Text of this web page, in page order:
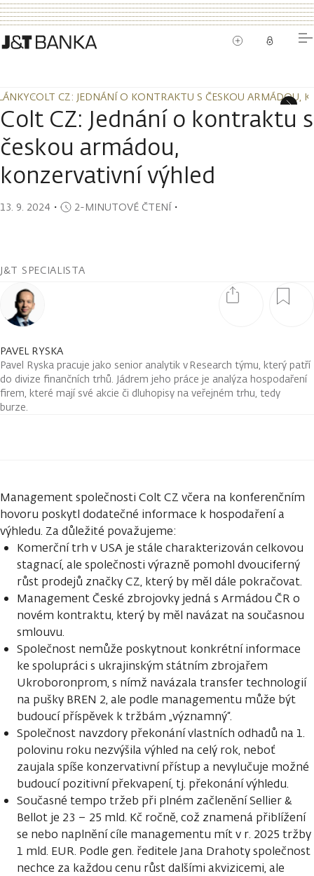
COLT CZ: JEDNÁNÍ O KONTRAKTU S ČESKOU ARMÁDOU,
COLT CZ: JEDNÁNÍ O KONTRAKTU S ČESKOU ARMÁDOU,
Colt CZ: Jednání o kontraktu s
českou armádou,
konzervativní výhled
13. 9. 2024 ・ 2-MINUTOVÉ ČTENÍ・
J&T SPECIALISTA
PAVEL RYSKA
Pavel Ryska pracuje jako senior analytik v Research týmu, který patří
do divize finančních trhů. Jádrem jeho práce je analýza hospodaření
firem, které mají své akcie či dluhopisy na veřejném trhu, tedy
burze.
Management společnosti Colt CZ včera na konferenčním
hovoru poskytl dodatečné informace k hospodaření a
výhledu. Za důležité považujeme:
Komerční trh v USA je stále charakterizován celkovou
stagnací, ale společnosti výrazně pomohl dvouciferný
růst prodejů značky CZ, který by měl dále pokračovat.
Management České zbrojovky jedná s Armádou ČR o
novém kontraktu, který by měl navázat na současnou
smlouvu.
Společnost nemůže poskytnout konkrétní informace
ke spolupráci s ukrajinským státním zbrojařem
Ukroboronprom, s nímž navázala transfer technologií
na pušky BREN 2, ale podle managementu může být
budoucí příspěvek k tržbám „významný“.
Společnost navzdory překonání vlastních odhadů na 1.
polovinu roku nezvýšila výhled na celý rok, neboť
zaujala spíše konzervativní přístup a nevylučuje možné
budoucí pozitivní překvapení, tj. překonání výhledu.
Současné tempo tržeb při plném začlenění Sellier &
Bellot je 23 – 25 mld. Kč ročně, což znamená přiblížení
se nebo naplnění cíle managementu mít v r. 2025 tržby
1 mld. EUR. Podle gen. ředitele Jana Drahoty společnost
nechce za každou cenu růst dalšími akvizicemi, ale